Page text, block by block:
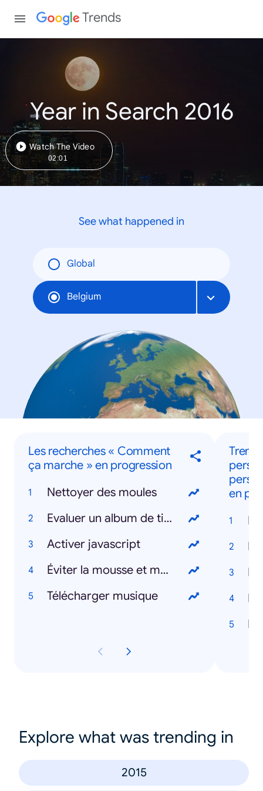
Trends
Year in Search 2016
Watch The Video
02:01
See what happened in
Global
Belgium
Les recherches « Comment
ça marche » en progression
Nettoyer des moules
Evaluer un album de tintin
Activer javascript
Éviter la mousse et mauvaises herbes sur klinkers
Télécharger musique
en
Explore what was trending in
2015